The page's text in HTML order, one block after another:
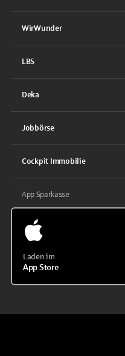
WirWunder
LBS
Deka
Jobbörse
Cockpit Immobilie
App Sparkasse
Laden im
App Store